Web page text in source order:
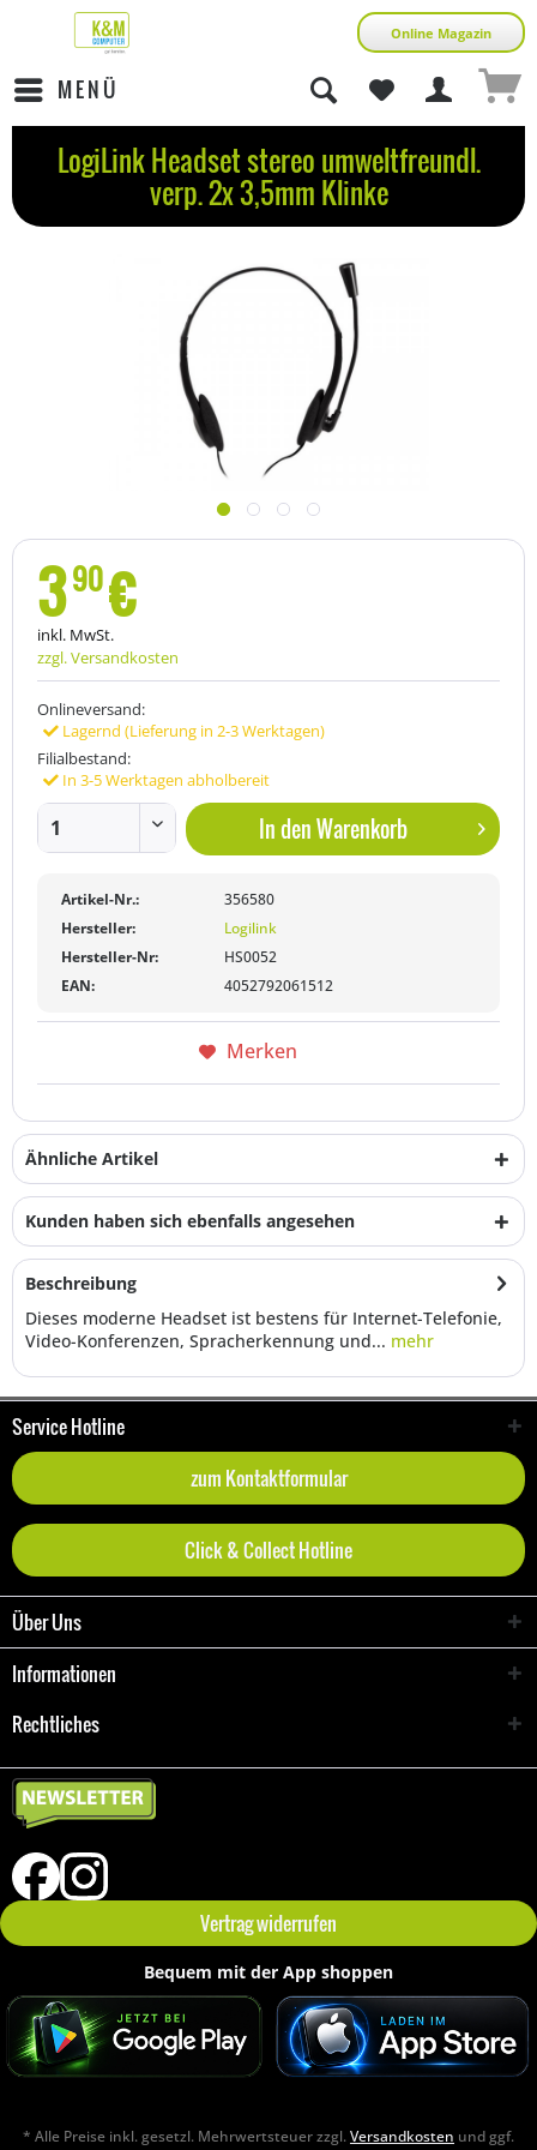
Online Magazin
MENÜ
LogiLink Headset stereo umweltfreundl.
verp. 2x 3,5mm Klinke
390€
inkl. MwSt.
zzgl. Versandkosten
Onlineversand:
Lagernd (Lieferung in 2-3 Werktagen)
Filialbestand:
In 3-5 Werktagen abholbereit
In denWarenkorb
Artikel-Nr.:
356580
Hersteller:
Logilink
Hersteller-Nr:
HS0052
EAN:
4052792061512
Merken
Ähnliche Artikel
Kunden haben sich ebenfalls angesehen
Beschreibung
Dieses moderne Headset ist bestens für Internet-Telefonie,
Video-Konferenzen, Spracherkennung und... mehr
Service Hotline
zum Kontaktformular
Click & Collect Hotline
Über Uns
Informationen
Rechtliches
Vertrag widerrufen
Bequem mit der App shoppen
* Alle Preise inkl. gesetzl. Mehrwertsteuer zzgl.Versandkosten und ggf.